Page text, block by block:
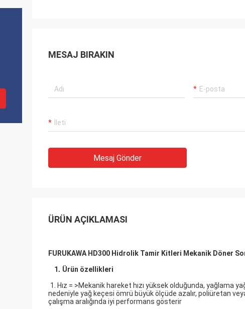
MESAJ BIRAKIN
Mesaj Gönder
ÜRÜN AÇIKLAMASI
FURUKAWA HD300 Hidrolik Tamir Kitleri Mekanik Döner
1 . Ürün özellikleri
1. Hız = >Mekanik hareket hızı yüksek olduğunda, yağlama
nedeniyle yağ keçesi ömrü büyük ölçüde azalır, poliüretan
çalışma aralığında iyi performans gösterir